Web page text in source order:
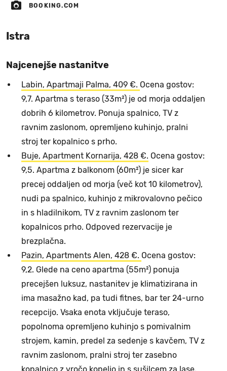
BOOKING.COM
Istra
Najcenejše nastanitve
Labin, Apartmaji Palma, 409 €. Ocena gostov:
9,7. Apartma s teraso (33m²) je od morja oddaljen
dobrih 6 kilometrov. Ponuja spalnico, TV z
ravnim zaslonom, opremljeno kuhinjo, pralni
stroj ter kopalnico s prho.
Buje, Apartment Kornarija, 428 €. Ocena gostov:
9,5. Apartma z balkonom (60m²) je sicer kar
precej oddaljen od morja (več kot 10 kilometrov),
nudi pa spalnico, kuhinjo z mikrovalovno pečico
in s hladilnikom, TV z ravnim zaslonom ter
kopalnicos prho. Odpoved rezervacije je
brezplačna.
Pazin, Apartments Alen, 428 €. Ocena gostov:
9,2. Glede na ceno apartma (55m²) ponuja
precejšen luksuz, nastanitev je klimatizirana in
ima masažno kad, pa tudi fitnes, bar ter 24-urno
recepcijo. Vsaka enota vključuje teraso,
popolnoma opremljeno kuhinjo s pomivalnim
strojem, kamin, predel za sedenje s kavčem, TV z
ravnim zaslonom, pralni stroj ter zasebno